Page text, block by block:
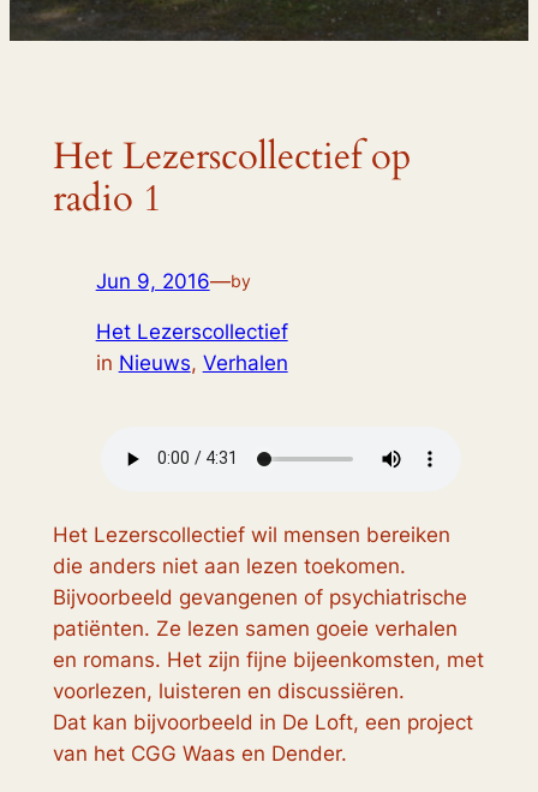
Het Lezerscollectief op
radio 1
Jun 9, 2016—by
Het Lezerscollectief
in Nieuws, Verhalen
Het Lezerscollectief wil mensen bereiken
die anders niet aan lezen toekomen.
Bijvoorbeeld gevangenen of psychiatrische
patiënten. Ze lezen samen goeie verhalen
en romans. Het zijn fijne bijeenkomsten, met
voorlezen, luisteren en discussiëren.
Dat kan bijvoorbeeld in De Loft, een project
van het CGG Waas en Dender.